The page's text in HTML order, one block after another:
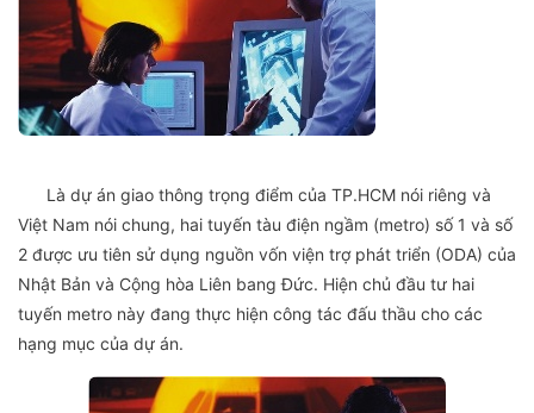
Là dự án giao thông trọng điểm của TP.HCM nói riêng và
Việt Nam nói chung, hai tuyến tàu điện ngầm (metro) số 1 và số
2 được ưu tiên sử dụng nguồn vốn viện trợ phát triển (ODA) của
Nhật Bản và Cộng hòa Liên bang Đức. Hiện chủ đầu tư hai
tuyến metro này đang thực hiện công tác đấu thầu cho các
hạng mục của dự án.